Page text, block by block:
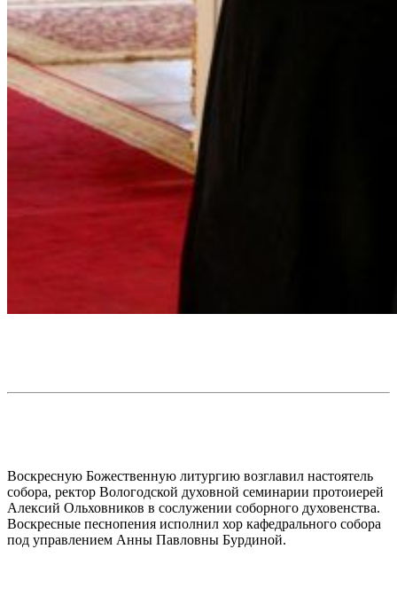
Воскресную Божественную литургию возглавил настоятель
собора, ректор Вологодской духовной семинарии протоиерей
Алексий Ольховников в сослужении соборного духовенства.
Воскресные песнопения исполнил хор кафедрального собора
под управлением Анны Павловны Бурдиной.